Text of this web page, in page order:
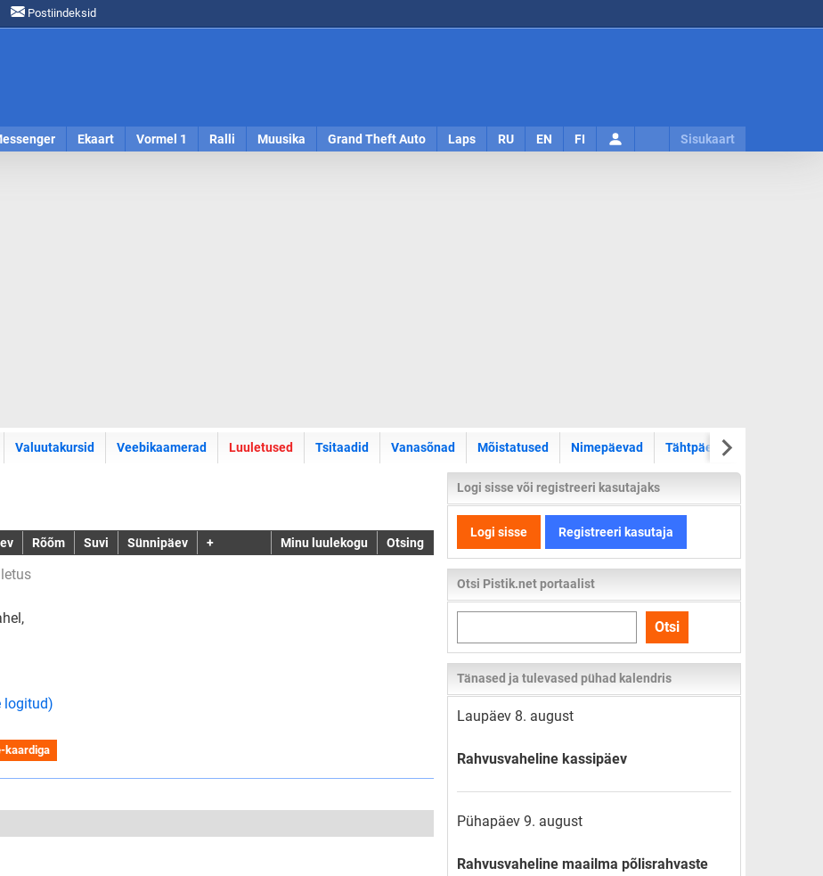
Postiindeksid
Ekaart Vormel 1 Ralli Muusika Grand Theft Auto Laps RU EN FI Sisukaart
Valuutakursid Veebikaamerad Luuletused Tsitaadid Vanasõnad Mõistatused Nimepäevad Tähtpäevad
Rõõm Suvi Sünnipäev + Minu luulekogu Otsing
logitud)
kaardiga
Logi sisse või registreeri kasutajaks
Logi sisse Registreeri kasutaja
Otsi Pistik.net portaalist
kogu
lehelt
Otsi
Tänased ja tulevased pühad kalendris
Laupäev 8. august
Rahvusvaheline kassipäev
Pühapäev 9. august
Rahvusvaheline maailma põlisrahvaste